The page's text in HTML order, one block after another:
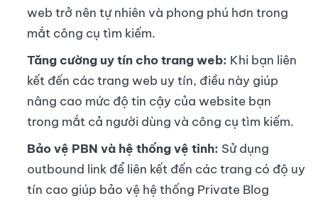
web trở nên tự nhiên và phong phú hơn trong
mắt công cụ tìm kiếm.
Tăng cường uy tín cho trang web: Khi bạn liên
kết đến các trang web uy tín, điều này giúp
nâng cao mức độ tin cậy của website bạn
trong mắt cả người dùng và công cụ tìm kiếm.
Bảo vệ PBN và hệ thống vệ tinh: Sử dụng
outbound link để liên kết đến các trang có độ uy
tín cao giúp bảo vệ hệ thống Private Blog